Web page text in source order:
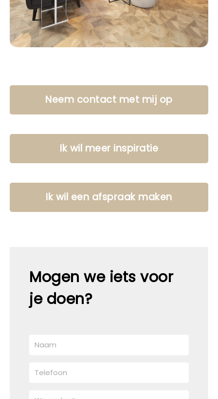
Neem contact met mij op
Ik wil meer inspiratie
Ik wil een afspraak maken
Mogen we iets voor
je doen?